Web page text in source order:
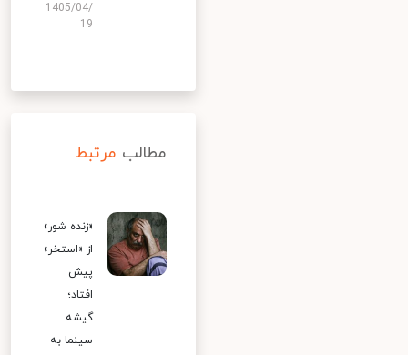
1405/04/
19
مطالب مرتبط
«زنده شور»
از «استخر»
پیش
افتاد؛
گیشه
سینما به